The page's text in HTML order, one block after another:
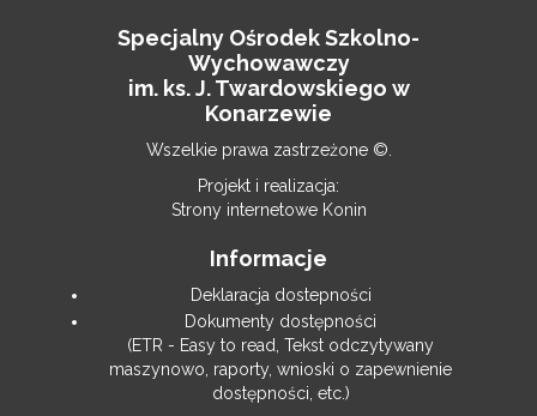
Specjalny Ośrodek Szkolno-
Wychowawczy
im. ks. J. Twardowskiego w
Konarzewie
Wszelkie prawa zastrzeżone ©.
Projekt i realizacja:
Strony internetowe Konin
Informacje
Deklaracja dostepności
Dokumenty dostępności
(ETR - Easy to read, Tekst odczytywany
maszynowo, raporty, wnioski o zapewnienie
dostępności, etc.)